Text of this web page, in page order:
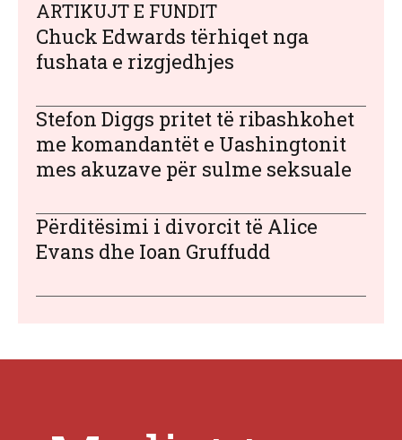
ARTIKUJT E FUNDIT
Chuck Edwards tërhiqet nga
fushata e rizgjedhjes
Stefon Diggs pritet të ribashkohet
me komandantët e Uashingtonit
mes akuzave për sulme seksuale
Përditësimi i divorcit të Alice
Evans dhe Ioan Gruffudd